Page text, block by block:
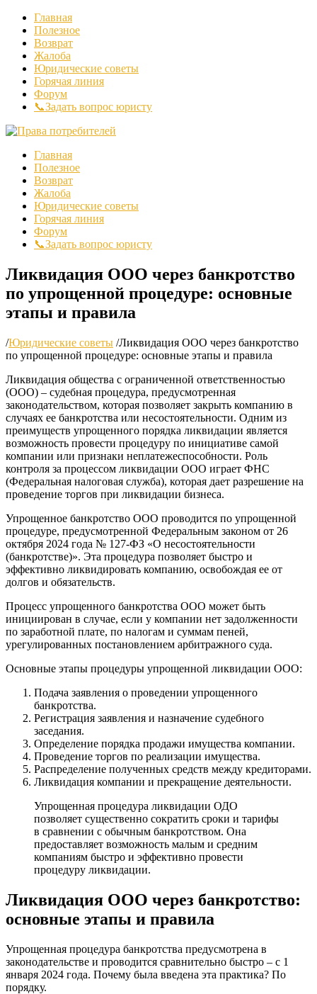
Главная
Полезное
Возврат
Жалоба
Юридические советы
Горячая линия
Форум
📞Задать вопрос юристу
Главная
Полезное
Возврат
Жалоба
Юридические советы
Горячая линия
Форум
📞Задать вопрос юристу
Ликвидация ООО через банкротство
по упрощенной процедуре: основные
этапы и правила
/Юридические советы /Ликвидация ООО через банкротство
по упрощенной процедуре: основные этапы и правила
Ликвидация общества с ограниченной ответственностью
(ООО) – судебная процедура, предусмотренная
законодательством, которая позволяет закрыть компанию в
случаях ее банкротства или несостоятельности. Одним из
преимуществ упрощенного порядка ликвидации является
возможность провести процедуру по инициативе самой
компании или признаки неплатежеспособности. Роль
контроля за процессом ликвидации ООО играет ФНС
(Федеральная налоговая служба), которая дает разрешение на
проведение торгов при ликвидации бизнеса.
Упрощенное банкротство ООО проводится по упрощенной
процедуре, предусмотренной Федеральным законом от 26
октября 2024 года № 127-ФЗ «О несостоятельности
(банкротстве)». Эта процедура позволяет быстро и
эффективно ликвидировать компанию, освобождая ее от
долгов и обязательств.
Процесс упрощенного банкротства ООО может быть
инициирован в случае, если у компании нет задолженности
по заработной плате, по налогам и суммам пеней,
урегулированных постановлением арбитражного суда.
Основные этапы процедуры упрощенной ликвидации ООО:
Подача заявления о проведении упрощенного
банкротства.
Регистрация заявления и назначение судебного
заседания.
Определение порядка продажи имущества компании.
Проведение торгов по реализации имущества.
Распределение полученных средств между кредиторами.
Ликвидация компании и прекращение деятельности.
Упрощенная процедура ликвидации ОДО
позволяет существенно сократить сроки и тарифы
в сравнении с обычным банкротством. Она
предоставляет возможность малым и средним
компаниям быстро и эффективно провести
процедуру ликвидации.
Ликвидация ООО через банкротство:
основные этапы и правила
Упрощенная процедура банкротства предусмотрена в
законодательстве и проводится сравнительно быстро – с 1
января 2024 года. Почему была введена эта практика? По
порядку.